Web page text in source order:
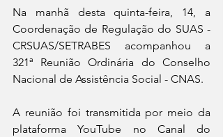
Na manhã desta quinta-feira, 14, a
Coordenação de Regulação do SUAS -
CRSUAS/SETRABES acompanhou a
321ª Reunião Ordinária do Conselho
Nacional de Assistência Social - CNAS.
A reunião foi transmitida por meio da
plataforma YouTube no Canal do